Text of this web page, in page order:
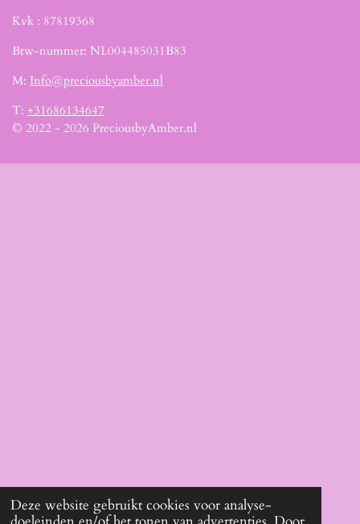
Deze website gebruikt cookies voor analyse-
Kvk : 87819368
Btw-nummer: NL004485031B83
M: Info@preciousbyamber.nl
T: +31686134647
© 2022 - 2026 PreciousbyAmber.nl